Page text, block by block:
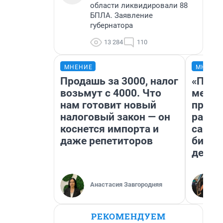
области ликвидировали 88
БПЛА. Заявление
губернатора
13 284 110
МНЕНИЕ
Продашь за 3000, налог
возьмут с 4000. Что
нам готовит новый
налоговый закон — он
коснется импорта и
даже репетиторов
Анастасия Завгородняя
РЕКОМЕНДУЕМ